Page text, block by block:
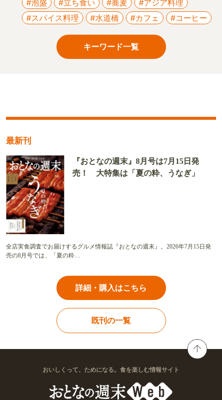
#泡盛 #立ち食い #蕎麦
#アジア料理
#スパイス料理
#水道橋 #カフェ #コーヒー
キーワード一覧
最新刊
『おとなの週末』8月号は7月15日発
売！ 大特集は「夏の粋、うなぎ」
全店実食調査でお届けするグルメ情報誌『おとなの週末』。2026年7月15日発
売の8月号では、「夏の粋…
詳細・購入はこちら
既刊の一覧
おいしくって、ためになる。食を楽しむ情報サイト